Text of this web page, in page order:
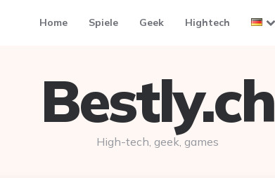
Home Spiele Geek Hightech
Bestly.ch
High-tech, geek, games